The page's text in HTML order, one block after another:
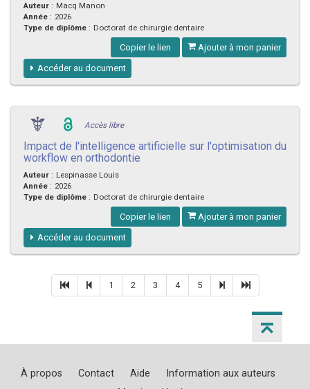
Auteur : Macq Manon
Année : 2026
Type de diplôme : Doctorat de chirurgie dentaire
Copier le lien Ajouter à mon panier
Accéder au document
Accès libre
Impact de l'intelligence artificielle sur l'optimisation du
workflow en orthodontie
Auteur : Lespinasse Louis
Année : 2026
Type de diplôme : Doctorat de chirurgie dentaire
Copier le lien Ajouter à mon panier
Accéder au document
1 2 3 4 5
À propos Contact Aide
Information aux auteurs